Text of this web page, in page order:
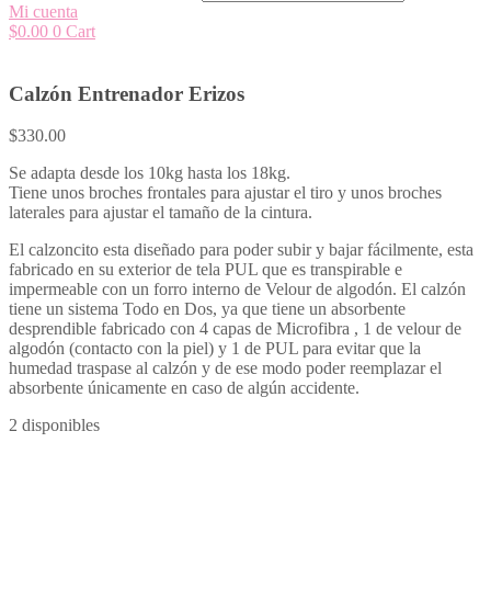
Mi cuenta
$0.00 0 Cart
Calzón Entrenador Erizos
$330.00
Se adapta desde los 10kg hasta los 18kg.
Tiene unos broches frontales para ajustar el tiro y unos broches
laterales para ajustar el tamaño de la cintura.
El calzoncito esta diseñado para poder subir y bajar fácilmente, esta
fabricado en su exterior de tela PUL que es transpirable e
impermeable con un forro interno de Velour de algodón. El calzón
tiene un sistema Todo en Dos, ya que tiene un absorbente
desprendible fabricado con 4 capas de Microfibra , 1 de velour de
algodón (contacto con la piel) y 1 de PUL para evitar que la
humedad traspase al calzón y de ese modo poder reemplazar el
absorbente únicamente en caso de algún accidente.
2 disponibles